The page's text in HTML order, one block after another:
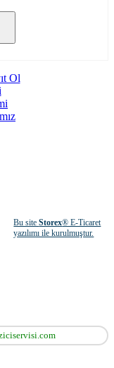
Ol
Bu siteStorex® E-Ticaret
yazılımı ile kurulmuştur.